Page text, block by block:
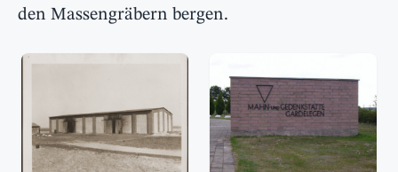
den Massengräbern bergen.